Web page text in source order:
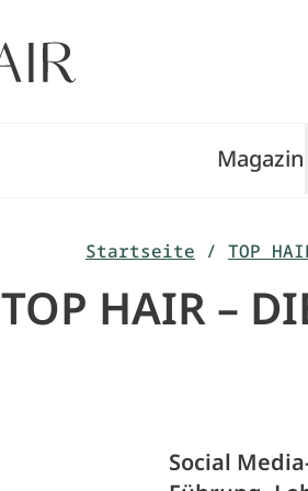
Magazin
Startseite / TOP
TOP HAIR –
Social